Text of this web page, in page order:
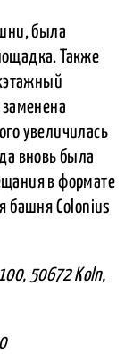
была
Также
увеличилась
вновь была
в формате
башня Colonius
50672 Koln,